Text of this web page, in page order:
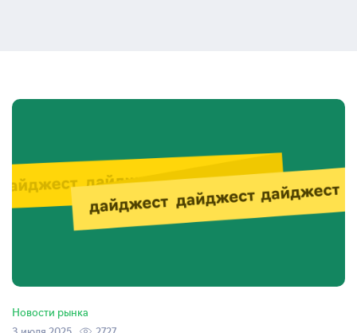
Новости рынка